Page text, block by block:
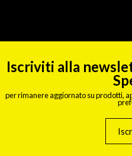
Iscriviti alla
per rimanere aggiornato su prodotti,